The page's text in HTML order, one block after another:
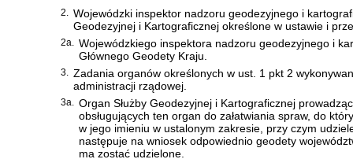
2. Wojewódzki inspektor nadzoru geodezyjnego i
Geodezyjnej i Kartograficznej określone w ustawie i
2a. Wojewódzkiego inspektora nadzoru geodezyjnego i
Głównego Geodety Kraju.
3. Zadania organów określonych w ust. 1 pkt 2
administracji rządowej.
3a. Organ Służby Geodezyjnej i Kartograficznej
obsługujących ten organ do załatwiania spraw, do
w jego imieniu w ustalonym zakresie, przy czym
następuje na wniosek odpowiednio geodety
ma zostać udzielone.